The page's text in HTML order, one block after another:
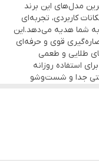
از پرفروش‌ترین مدل‌های این برند
کاربردی، تجربه‌ای
شما هدیه می‌دهد.این
1530 وات و فشار بخار 20 بار، عصاره‌گیری قوی و حرفه‌ای
طلایی و طعمی
آب 1.25 لیتری آن برای استفاده روزانه
جدا و شست‌وشو
آنالوگ فشار و